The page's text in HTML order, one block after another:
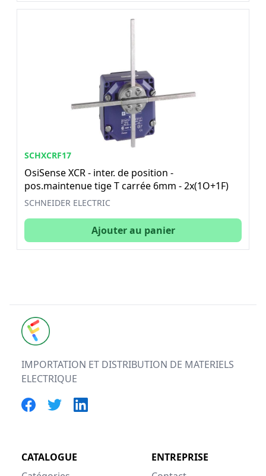
SCHXCRF17
OsiSense XCR - inter. de position -
pos.maintenue tige T carrée 6mm - 2x(1O+1F)
SCHNEIDER ELECTRIC
Ajouter au panier
FUTURELEC
IMPORTATION ET DISTRIBUTION DE MATERIELS
ELECTRIQUE
CATALOGUE
ENTREPRISE